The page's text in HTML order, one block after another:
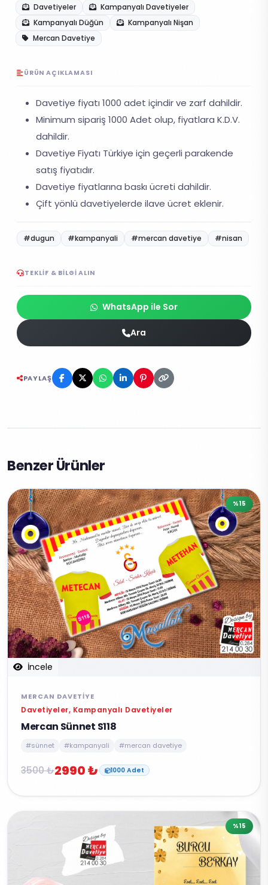
Davetiyeler
Kampanyalı Davetiyeler
Kampanyalı Düğün
Kampanyalı Nişan
Mercan Davetiye
ÜRÜN AÇIKLAMASI
Davetiye fiyatı 1000 adet içindir ve zarf dahildir.
Minimum sipariş 1000 Adet olup, fiyatlara K.D.V.
dahildir.
Davetiye Fiyatı Türkiye için geçerli parakende
satış fiyatıdır.
Davetiye fiyatlarına baskı ücreti dahildir.
Çift yönlü davetiyelerde ilave ücret eklenir.
#dugun #kampanyali #mercan davetiye #nisan
TEKLIF & BILGI ALIN
WhatsApp ile Sor
Ara
PAYLAŞ
Benzer Ürünler
İncele
%15
MERCAN DAVETIYE
Davetiyeler, Kampanyalı Davetiyeler
Mercan Sünnet S118
#sünnet #kampanyali #mercan davetiye
3500 ₺2990 ₺ 1000 Adet
%15